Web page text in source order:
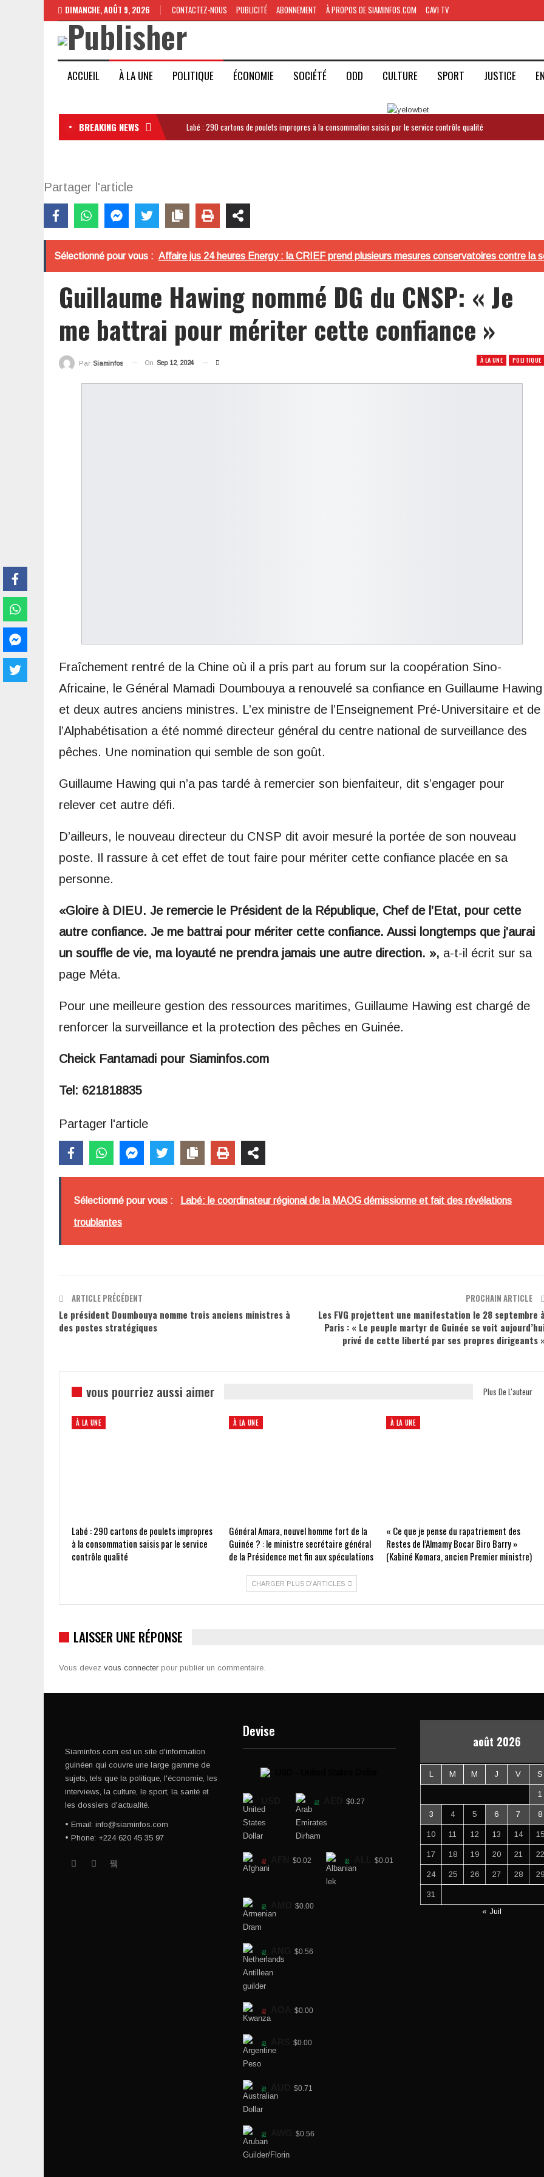
DIMANCHE, AOÛT 9, 2026 CONTACTEZ-NOUS PUBLICITÉ ABONNEMENT À PROPOS DE SIAMINFOS.COM CAVI TV
ACCUEIL À LA UNE POLITIQUE ÉCONOMIE SOCIÉTÉ ODD CULTURE SPORT JUSTICE
BREAKING NEWS Labé : 290 cartons de poulets impropres à la consommation saisis par le service contrôle qualité
Partager l'article
Sélectionné pour vous : Affaire jus 24 heures Energy : la CRIEF prend plusieurs mesures conservatoires contre la
Guillaume Hawing nommé DG du CNSP: « Je
me battrai pour mériter cette confiance »
À LA UNE POLITIQUE
Par Siaminfos On Sep 12, 2024
Fraîchement rentré de la Chine où il a pris part au forum sur la coopération Sino-
Africaine, le Général Mamadi Doumbouya a renouvelé sa confiance en Guillaume Hawing
et deux autres anciens ministres. L’ex ministre de l’Enseignement Pré-Universitaire et de
l’Alphabétisation a été nommé directeur général du centre national de surveillance des
pêches. Une nomination qui semble de son goût.
Guillaume Hawing qui n’a pas tardé à remercier son bienfaiteur, dit s’engager pour
relever cet autre défi.
D’ailleurs, le nouveau directeur du CNSP dit avoir mesuré la portée de son nouveau
poste. Il rassure à cet effet de tout faire pour mériter cette confiance placée en sa
personne.
«Gloire à DIEU. Je remercie le Président de la République, Chef de l’Etat, pour cette
autre confiance. Je me battrai pour mériter cette confiance. Aussi longtemps que j’aurai
un souffle de vie, ma loyauté ne prendra jamais une autre direction. », a-t-il écrit sur sa
page Méta.
Pour une meilleure gestion des ressources maritimes, Guillaume Hawing est chargé de
renforcer la surveillance et la protection des pêches en Guinée.
Cheick Fantamadi pour Siaminfos.com
Tel: 621818835
Partager l'article
Sélectionné pour vous : Labé: le coordinateur régional de la MAOG démissionne et fait des révélations
troublantes
ARTICLE PRÉCÉDENT
Le président Doumbouya nomme trois anciens ministres à
des postes stratégiques
PROCHAIN ARTICLE
Les FVG projettent une manifestation le 28 septembre à
Paris : « Le peuple martyr de Guinée se voit
privé de cette liberté par ses propres dirigeants »
vous pourriez aussi aimer Plus De L'auteur
À LA UNE
Labé : 290 cartons de poulets impropres
à la consommation saisis par le service
contrôle qualité
À LA UNE
Général Amara, nouvel homme fort de la
Guinée ? : le ministre secrétaire général
de la Présidence met fin aux spéculations
À LA UNE
« Ce que je pense du rapatriement des
Restes de l’Almamy Bocar Biro Barry »
(Kabiné Komara, ancien Premier ministre)
CHARGER PLUS D'ARTICLES
LAISSER UNE RÉPONSE
Vous devez vous connecter pour publier un commentaire.
Siaminfos.com est un site d'information
guinéen qui couvre une large gamme de
sujets, tels que la politique, l'économie, les
interviews, la culture, le sport, la santé et
les dossiers d'actualité.
• Email: info@siaminfos.com
• Phone: +224 620 45 35 97
Devise
$0.27
$0.02 $0.01
$0.00
$0.56
$0.00
$0.00
$0.71
$0.56
août 2026
L M M J V S
1
3 4 5 6 7 8
10 11 12 13 14 15
17 18 19 20 21 22
24 25 26 27 28 29
31
« Juil